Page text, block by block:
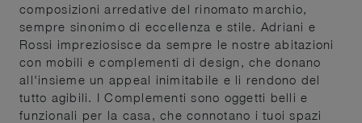
composizioni arredative del rinomato marchio,
sempre sinonimo di eccellenza e stile. Adriani e
Rossi impreziosisce da sempre le nostre abitazioni
con mobili e complementi di design, che donano
all'insieme un appeal inimitabile e li rendono del
tutto agibili. I Complementi sono oggetti belli e
funzionali per la casa, che connotano i tuoi spazi